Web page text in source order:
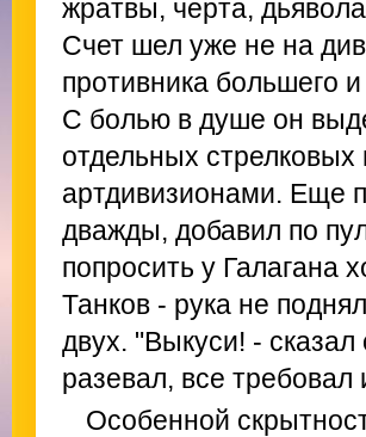
жратвы, черта,
Счет шел уже не на
противника большего
С болью в душе он
отдельных
артдивизионами. Еще
дважды, добавил по
попросить у Галагана
Танков - рука не
двух. "Выкуси! -
разевал, все
Особенной